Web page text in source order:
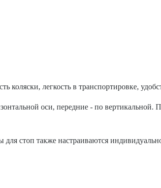
коляски, легкость в транспортировке,
оси, передние - по
стоп также настраиваются